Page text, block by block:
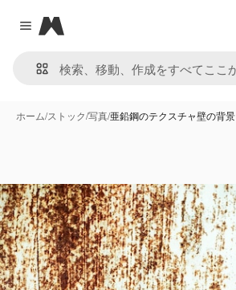
Close menu
Magnific
ホーム/ストック/写真/亜鉛鋼のテクスチャ壁の背景